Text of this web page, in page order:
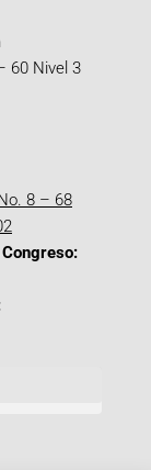
60 Nivel 3
8 – 68